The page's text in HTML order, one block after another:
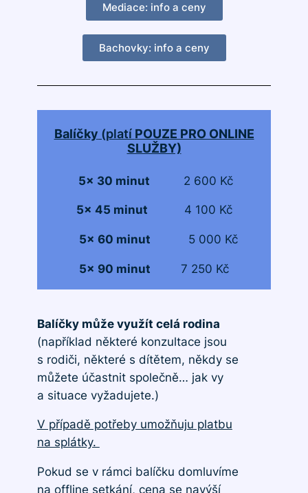
Mediace: info a ceny
Bachovky: info a ceny
Balíčky (platí POUZE PRO ONLINE
SLUŽBY)
5x 30 minut 2 600 Kč
5x 45 minut 4 100 Kč
5x 60 minut 5 000 Kč
5x 90 minut 7 250 Kč
Balíčky může využít celá rodina
(například některé konzultace jsou
s rodiči, některé s dítětem, někdy se
můžete účastnit společně… jak vy
a situace vyžadujete.)
V případě potřeby umožňuju platbu
na splátky.
Pokud se v rámci balíčku domluvíme
na offline setkání, cena se navýší